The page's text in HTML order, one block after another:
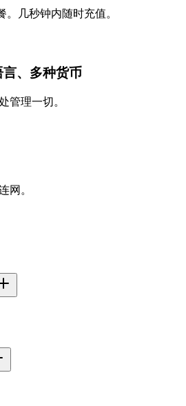
。几秒钟内随时充值。
、多种货币
管理一切。
网。